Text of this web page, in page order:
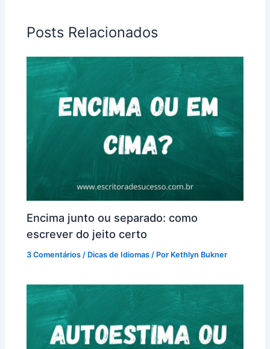
Posts Relacionados
Encima junto ou separado: como
escrever do jeito certo
3 Comentários / Dicas de Idiomas / Por Kethlyn Bukner